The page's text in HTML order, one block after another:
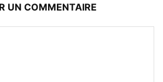
UN COMMENTAIRE